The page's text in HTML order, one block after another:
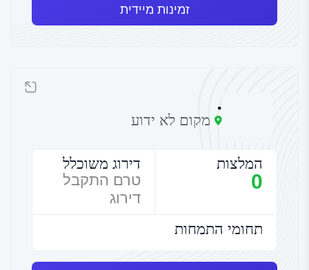
זמינות מיידית
.
מקום לא ידוע
המלצות
0
דירוג משוכלל
טרם התקבל
דירוג
תחומי התמחות